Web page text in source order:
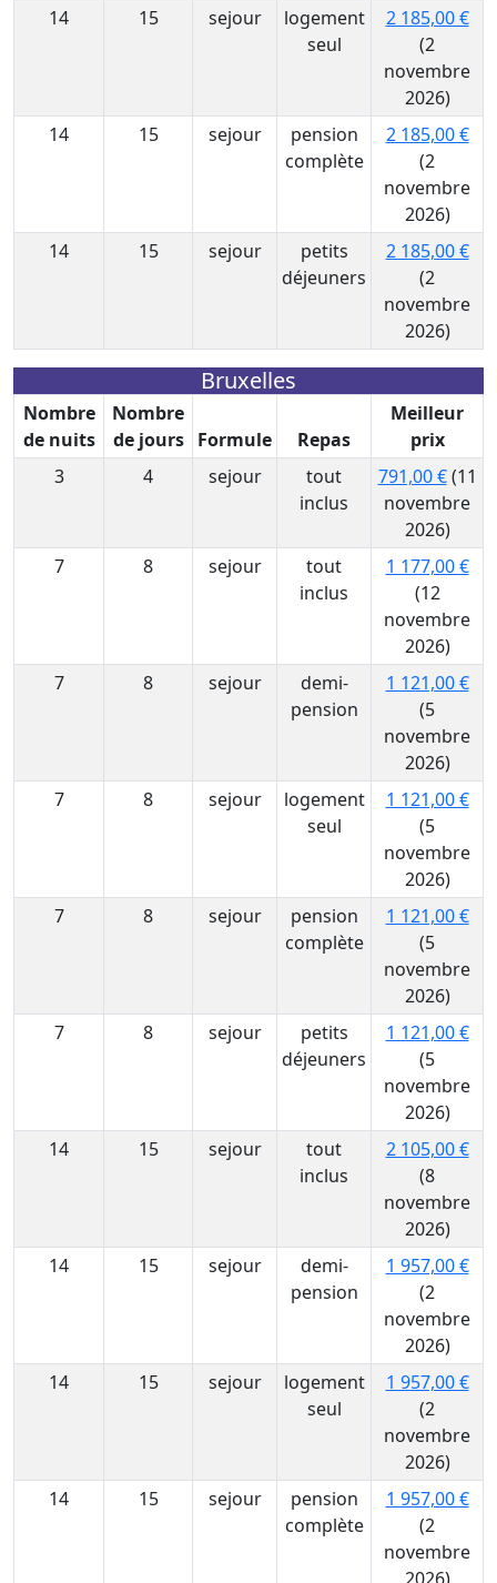
14
15 sejour
logement
seul
2 185,00 €
(2
novembre
2026)
14
15 sejour
pension
complète
2 185,00 €
(2
novembre
2026)
14
15 sejour
petits
déjeuners
2 185,00 €
(2
novembre
2026)
Bruxelles
Nombre
de nuits
Nombre
de jours
Formule Repas
Meilleur
prix
3
4 sejour
tout
inclus
791,00 €(11
novembre
2026)
7
8 sejour
tout
inclus
1 177,00 €
(12
novembre
2026)
7
8 sejour
demi-
pension
1 121,00 €
(5
novembre
2026)
7
8 sejour
logement
seul
1 121,00 €
(5
novembre
2026)
7
8 sejour
pension
complète
1 121,00 €
(5
novembre
2026)
7
8 sejour
petits
déjeuners
1 121,00 €
(5
novembre
2026)
14
15 sejour
tout
inclus
2 105,00 €
(8
novembre
2026)
14
15 sejour
demi-
pension
1 957,00 €
(2
novembre
2026)
14
15 sejour
logement
seul
1 957,00 €
(2
novembre
2026)
14
15 sejour
pension
complète
1 957,00 €
(2
novembre